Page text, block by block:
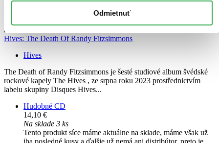
Odmietnuť
Hives: The Death Of Randy Fitzsimmons
Hives
The Death of Randy Fitzsimmons je šesté studiové album švédské
rockové kapely The Hives , ze srpna roku 2023 prostřednictvím
labelu skupiny Disques Hives...
Hudobné CD
14,10 €
Na sklade 3 ks
Tento produkt síce máme aktuálne na sklade, máme však už